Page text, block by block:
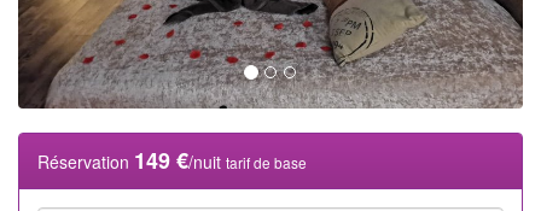
Réservation 149 €/nuit tarif de base